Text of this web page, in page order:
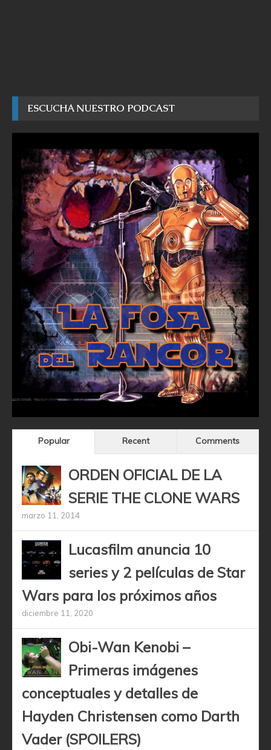
ESCUCHA NUESTRO PODCAST
Popular Recent Comments
ORDEN OFICIAL DE LA
SERIE THE CLONE WARS
marzo 11, 2014
Lucasfilm anuncia 10
series y 2 películas de Star
Wars para los próximos años
diciembre 11, 2020
Obi-Wan Kenobi –
Primeras imágenes
conceptuales y detalles de
Hayden Christensen como Darth
Vader (SPOILERS)